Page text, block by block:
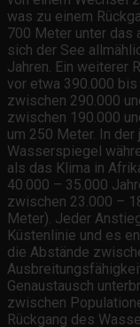
was zu einem
700 Meter unter das
sich der See
Jahren. Ein weiterer
vor etwa 390.000
zwischen 290.000
zwischen 190.000
um 250 Meter. In
Wasserspiegel
als das Klima in
40.000 – 35.000
zwischen 23.000 –
Meter). Jeder
Küstenlinie und es
die Abstände
Genaustausch
zwischen
Rückgang des